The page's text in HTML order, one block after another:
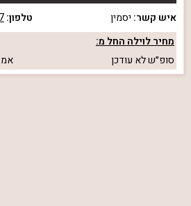
איש קשר: יסמין טלפון:
מחיר לוילה החל מ:
סופ״שלא עודכן